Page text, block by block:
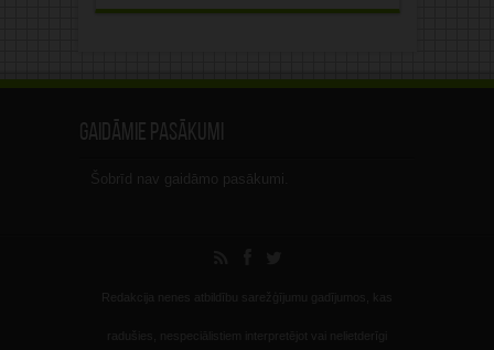
Gaidāmie pasākumi
Šobrīd nav gaidāmo pasākumi.
Redakcija nenes atbildību sarežģījumu gadījumos, kas